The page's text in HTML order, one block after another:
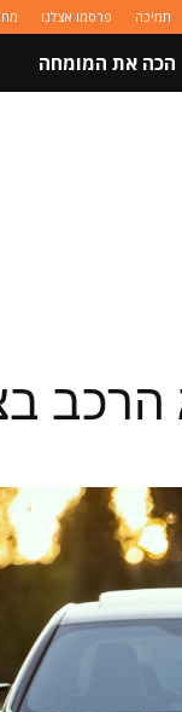
תמיכה פרסמו אצלנו
הכה את המומחה
הרכב